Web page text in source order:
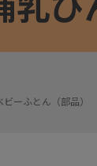
ビーふとん（部品）